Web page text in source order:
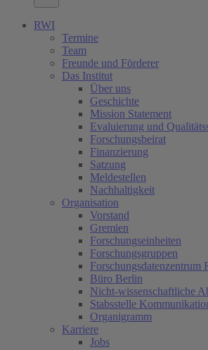
RWI
Termine
Team
Freunde und Förderer
Das Institut
Über uns
Geschichte
Mission Statement
Evaluierung und
Forschungsbeirat
Finanzierung
Satzung
Meldestellen
Nachhaltigkeit
Organisation
Vorstand
Gremien
Forschungseinheiten
Forschungsgruppen
Forschungsdatenzentrum
Büro Berlin
Nicht-wissenschaftliche
Stabsstelle
Organigramm
Karriere
Jobs